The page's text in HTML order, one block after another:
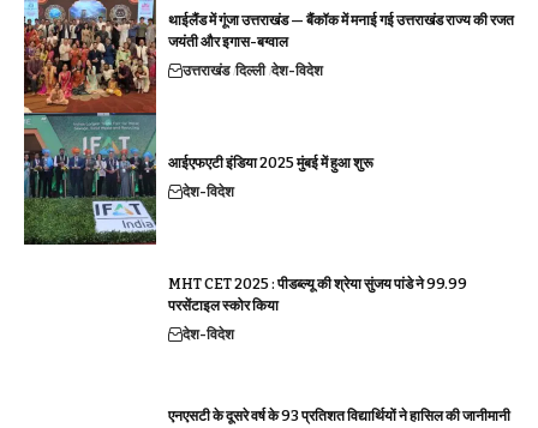
थाईलैंड में गूंजा उत्तराखंड — बैंकॉक में मनाई गई उत्तराखंड राज्य की रजत
जयंती और इगास-बग्वाल
उत्तराखंड दिल्ली देश-विदेश
आईएफएटी इंडिया 2025 मुंबई में हुआ शुरू
देश-विदेश
MHT CET 2025 : पीडब्ल्यू की श्रेया सुंजय पांडे ने 99.99
परसेंटाइल स्कोर किया
देश-विदेश
एनएसटी के दूसरे वर्ष के 93 प्रतिशत विद्यार्थियों ने हासिल की जानीमानी